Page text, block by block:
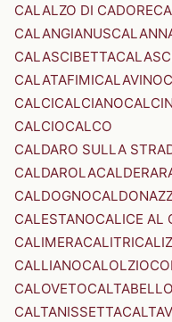
CALALZO DI CADORE
CALANGIANUS
CALASCIBETTA
CALATAFIMICALAVINO
CALCICALCIANO
CALCIOCALCO
CALDARO SULLA
CALDAROLA
CALDOGNO
CALESTANOCALICE AL
CALIMERACALITRI
CALLIANO
CALOVETO
CALTANISSETTA